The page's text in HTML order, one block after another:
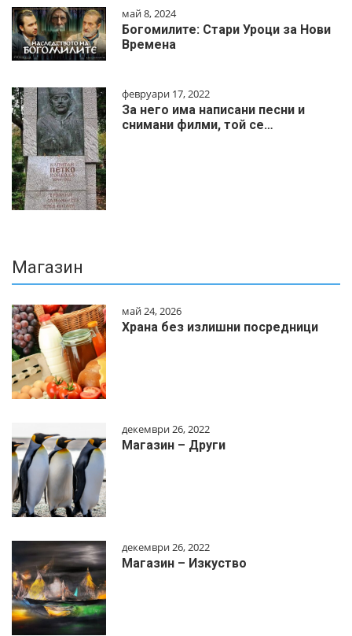
май 8, 2024
Богомилите: Стари Уроци за Нови
Времена
февруари 17, 2022
За него има написани песни и
снимани филми, той се…
Магазин
май 24, 2026
Храна без излишни посредници
декември 26, 2022
Магазин – Други
декември 26, 2022
Магазин – Изкуство